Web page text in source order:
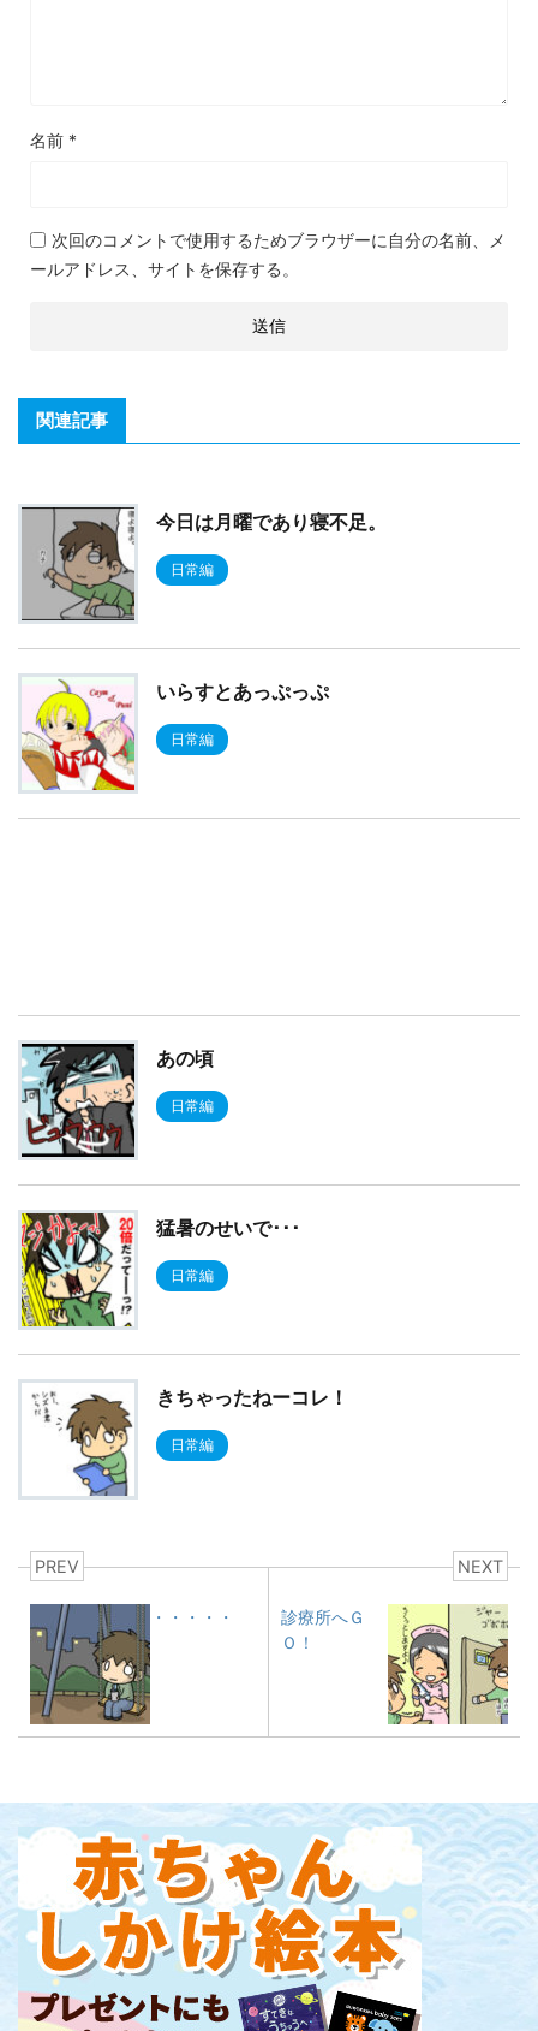
名前 *
次回のコメントで使用するためブラウザーに自分の名前、メ
ールアドレス、サイトを保存する。
関連記事
今日は月曜であり寝不足。
日常編
いらすとあっぷっぷ
日常編
あの頃
日常編
猛暑のせいで･･･
日常編
きちゃったねーコレ！
日常編
PREV
・・・・・
NEXT
診療所へＧ
Ｏ！